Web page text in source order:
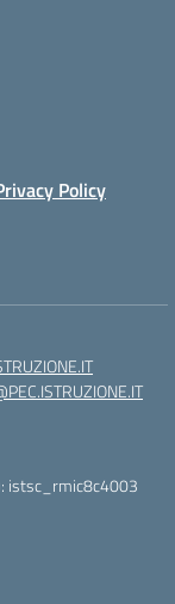
Policy
istsc_rmic8c4003